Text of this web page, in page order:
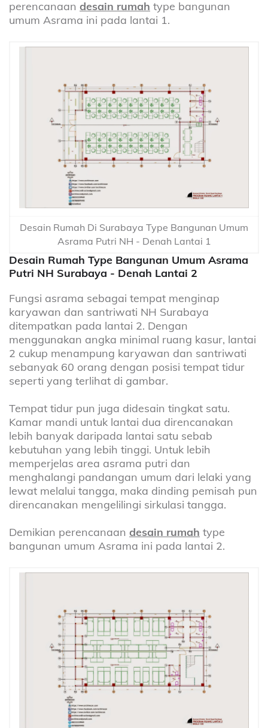
perencanaan desain rumah type bangunan
umum Asrama ini pada lantai 1.
Desain Rumah Di Surabaya Type Bangunan Umum
Asrama Putri NH - Denah Lantai 1
Desain Rumah Type Bangunan Umum Asrama
Putri NH Surabaya - Denah Lantai 2
Fungsi asrama sebagai tempat menginap
karyawan dan santriwati NH Surabaya
ditempatkan pada lantai 2. Dengan
menggunakan angka minimal ruang kasur, lantai
2 cukup menampung karyawan dan santriwati
sebanyak 60 orang dengan posisi tempat tidur
seperti yang terlihat di gambar.
Tempat tidur pun juga didesain tingkat satu.
Kamar mandi untuk lantai dua direncanakan
lebih banyak daripada lantai satu sebab
kebutuhan yang lebih tinggi. Untuk lebih
memperjelas area asrama putri dan
menghalangi pandangan umum dari lelaki yang
lewat melalui tangga, maka dinding pemisah pun
direncanakan mengelilingi sirkulasi tangga.
Demikian perencanaan desain rumah type
bangunan umum Asrama ini pada lantai 2.